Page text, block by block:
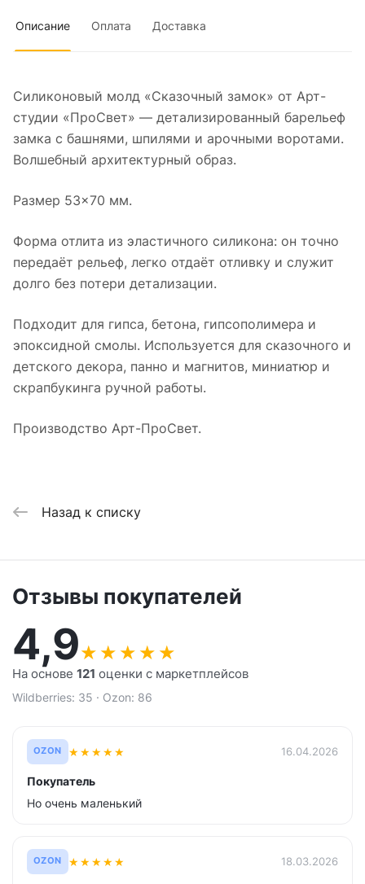
Описание Оплата Доставка
Силиконовый молд «Сказочный замок» от Арт-
студии «ПроСвет» — детализированный барельеф
замка с башнями, шпилями и арочными воротами.
Волшебный архитектурный образ.
Размер 53×70 мм.
Форма отлита из эластичного силикона: он точно
передаёт рельеф, легко отдаёт отливку и служит
долго без потери детализации.
Подходит для гипса, бетона, гипсополимера и
эпоксидной смолы. Используется для сказочного и
детского декора, панно и магнитов, миниатюр и
скрапбукинга ручной работы.
Производство Арт-ПроСвет.
Назад к списку
Отзывы покупателей
4,9★ ★ ★ ★ ★
На основе 121 оценки с маркетплейсов
Wildberries: 35 · Ozon: 86
OZON ★★★★★ 16.04.2026
Покупатель
Но очень маленький
OZON ★★★★★ 18.03.2026